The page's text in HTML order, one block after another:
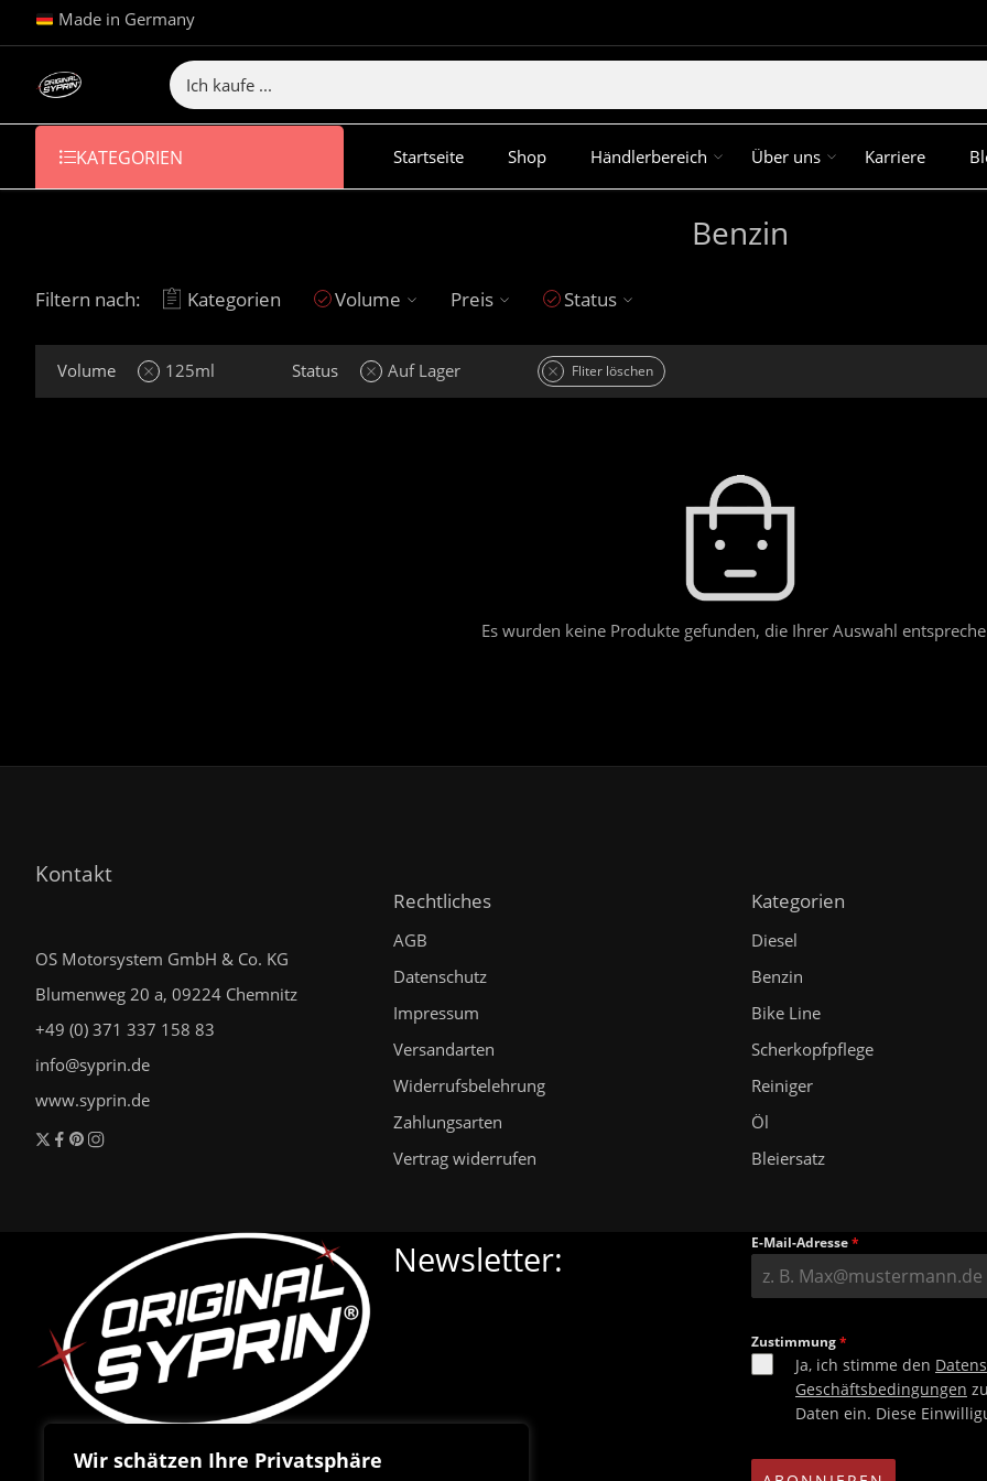
Wir schätzen Ihre Privatsphäre
Made in Germany
KATEGORIEN Startseite Shop Händlerbereich Über uns Karriere
Benzin
Filtern nach: Kategorien Volume Preis Status
Volume 125ml Status Auf Lager Fliter löschen
Es wurden keine Produkte gefunden, die Ihrer Auswahl
Kontakt
OS Motorsystem GmbH & Co. KG
Blumenweg 20 a, 09224 Chemnitz
+49 (0) 371 337 158 83
info@syprin.de
www.syprin.de
Rechtliches
AGB
Datenschutz
Impressum
Versandarten
Widerrufsbelehrung
Zahlungsarten
Vertrag widerrufen
Kategorien
Diesel
Benzin
Bike Line
Scherkopfpflege
Reiniger
Öl
Bleiersatz
Newsletter: E-Mail-Adresse*
Zustimmung*
Ja, ich stimme den
Geschäftsbedingungen
Daten ein. Diese